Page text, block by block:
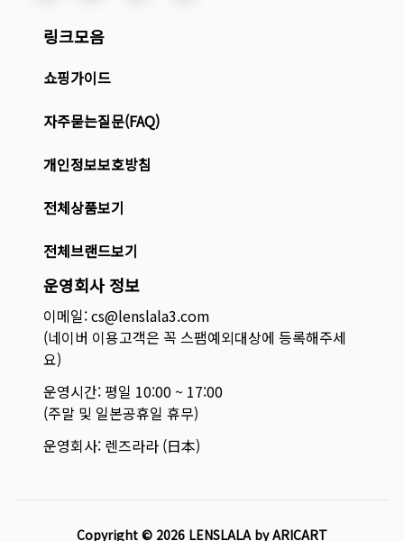
링크모음
쇼핑가이드
자주묻는질문(FAQ)
개인정보보호방침
전체상품보기
전체브랜드보기
운영회사 정보
이메일: cs@lenslala3.com
(네이버 이용고객은 꼭 스팸예외대상에 등록해주세
요)
운영시간: 평일 10:00 ~ 17:00
(주말 및 일본공휴일 휴무)
운영회사: 렌즈라라 (日本)
Copyright © 2026 LENSLALA by ARICART